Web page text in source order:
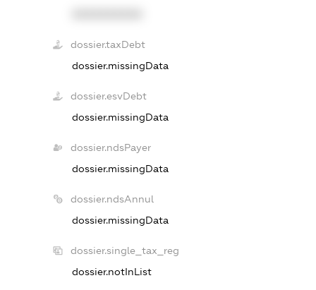
dossier.taxDebt
dossier.missingData
dossier.esvDebt
dossier.missingData
dossier.ndsPayer
dossier.missingData
dossier.ndsAnnul
dossier.missingData
dossier.single_tax_reg
dossier.notInList